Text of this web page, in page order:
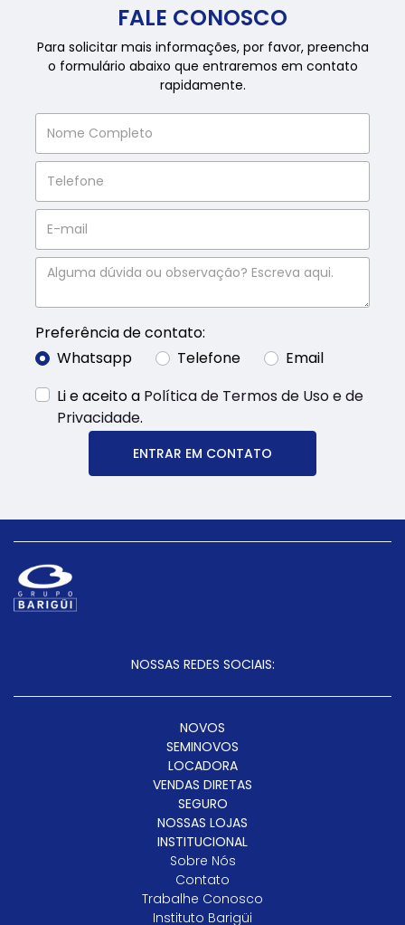
FALE CONOSCO
Para solicitar mais informações, por favor, preencha
o formulário abaixo que entraremos em contato
rapidamente.
Preferência de contato:
Whatsapp
Telefone
Email
Li e aceito a Política de Termos de Uso e de
Privacidade.
ENTRAR EM CONTATO
NOSSAS REDES SOCIAIS:
NOVOS
SEMINOVOS
LOCADORA
VENDAS DIRETAS
SEGURO
NOSSAS LOJAS
INSTITUCIONAL
Sobre Nós
Contato
Trabalhe Conosco
Instituto Barigüi